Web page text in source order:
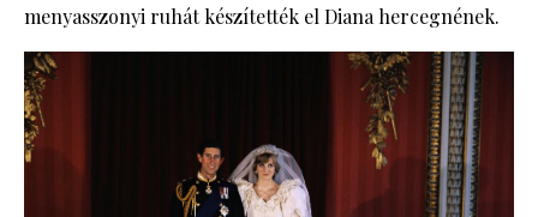
menyasszonyi ruhát készítették el Diana hercegnének.